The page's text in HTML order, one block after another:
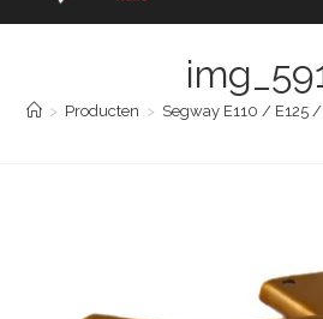
> Producten > Segway E110 / E125